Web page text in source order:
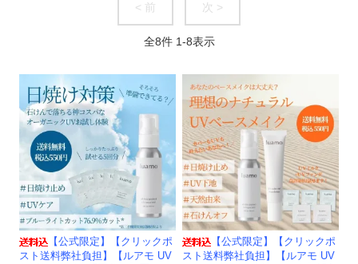
< 前 次 >
全8件 1-8表示
【公式限定】【クリックポ
スト送料弊社負担】【ルアモ UV
【公式限定】【クリックポ
スト送料弊社負担】【ルアモ UV